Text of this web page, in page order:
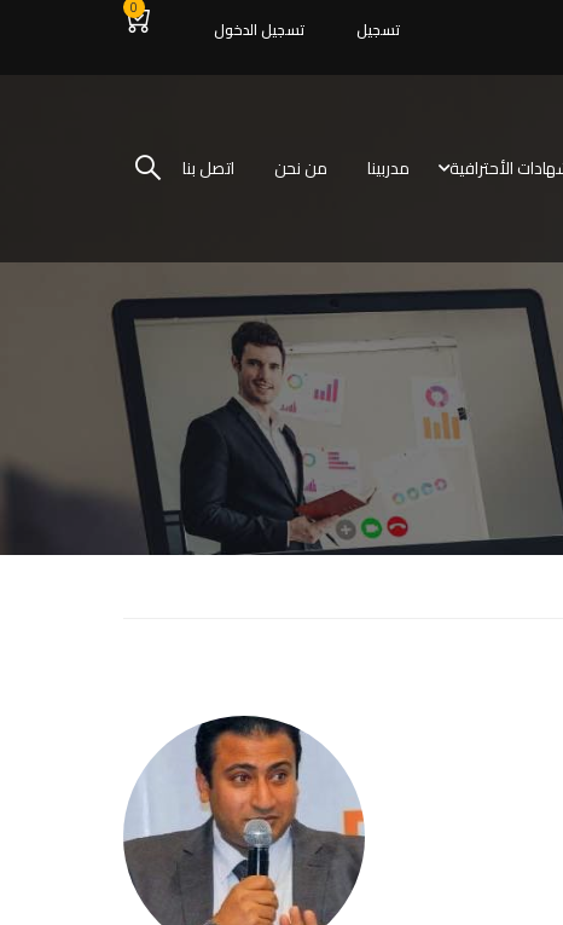
0
تسجيل تسجيل الدخول
الأحترافية مدربينا من نحن اتصل بنا